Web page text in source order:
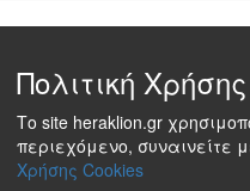
Πολιτική
Το site heraklion.gr
περιεχόμενο, συναινείτε
Χρήσης Cookies